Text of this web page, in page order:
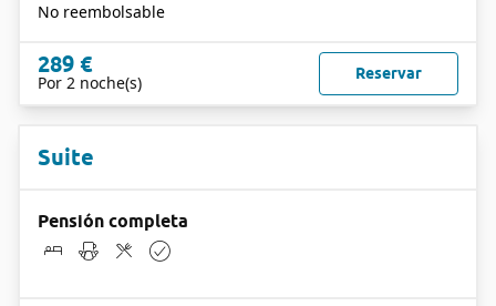
No reembolsable
289 €
Por 2 noche(s) Reservar
Suite
Pensión completa